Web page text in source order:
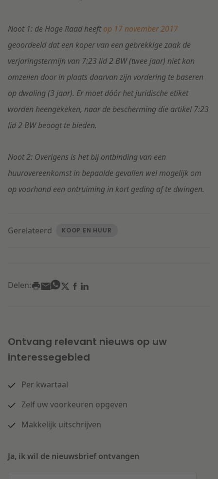
Noot 1: de Hoge Raad heeftop 17 november 2017
geoordeeld dat een koper van een gebrekkige zaak de
verjaringstermijn van 7:23 lid 2 BW (twee jaar) niet kan
omzeilen door in plaats daarvan zijn vordering te baseren
op dwaling (3 jaar). Er moet dóór het juridische etiket
worden heengekeken, naar de bescherming die artikel 7:23
lid 2 BW beoogt te bieden.
Noot 2: Overigens is het bij ontbinding van een
huurovereenkomst in bepaalde gevallen wel mogelijk om
op voorhand een ontruiming in kort geding af te dwingen.
Gerelateerd KOOP EN HUUR
Delen:
Ontvang relevant nieuws op uw
interessegebied
Per kwartaal
Zelf uw voorkeuren opgeven
Makkelijk uitschrijven
Ja, ik wil de nieuwsbrief ontvangen